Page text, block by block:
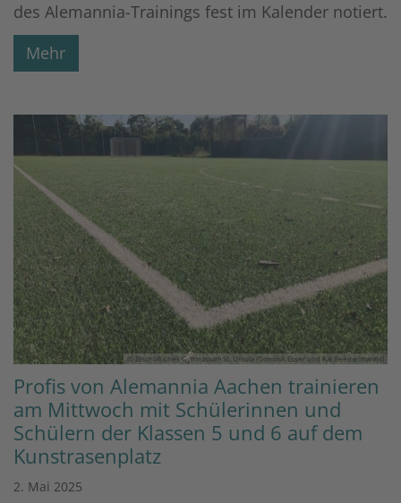
des Alemannia-Trainings fest im Kalender notiert.
Mehr
© Bischöfliches Gymnasium St. Ursula (Dominik Esser und Kai Beemelmanns)
Profis von Alemannia Aachen trainieren
am Mittwoch mit Schülerinnen und
Schülern der Klassen 5 und 6 auf dem
Kunstrasenplatz
2. Mai 2025